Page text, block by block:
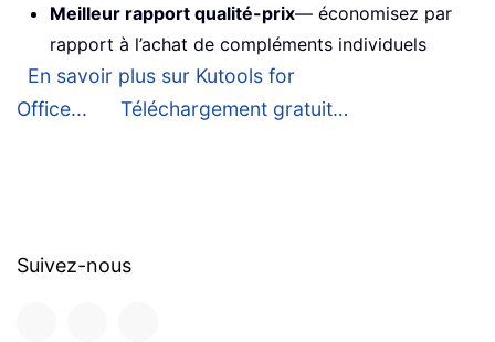
Meilleur rapport qualité-prix— économisez par
rapport à l’achat de compléments individuels
En savoir plus sur Kutools for
Office...
Téléchargement gratuit…
Suivez-nous